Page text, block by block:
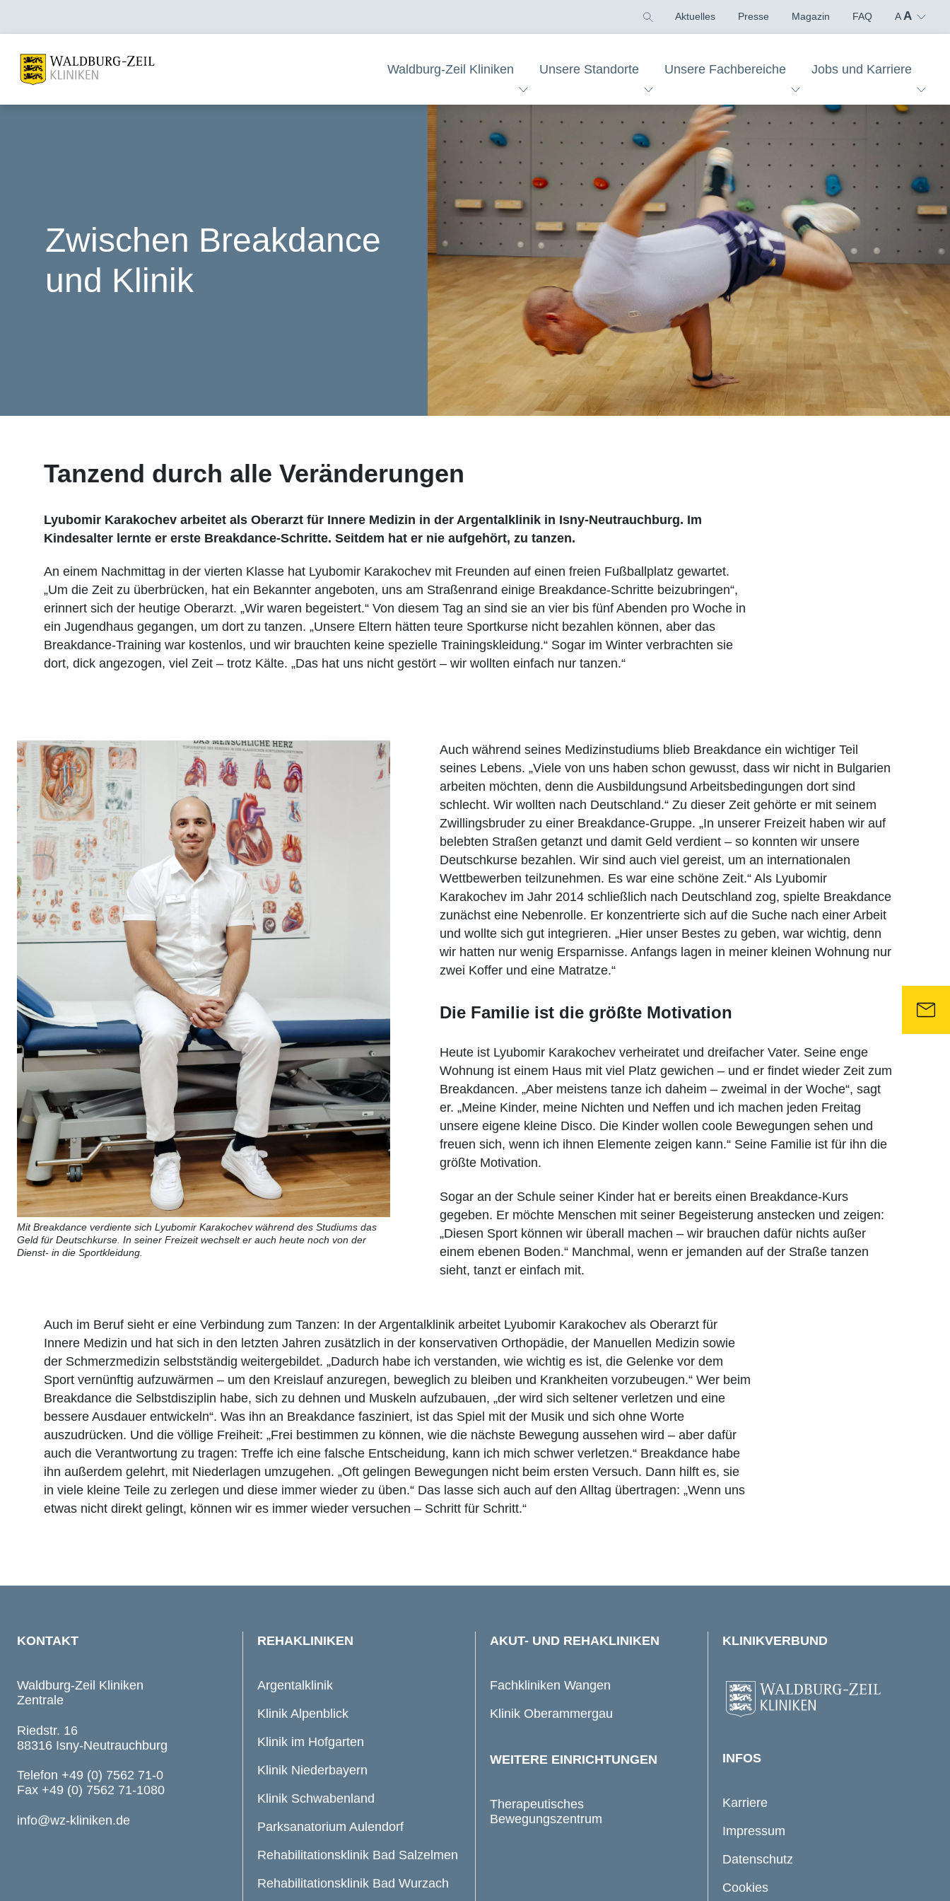
Aktuelles Presse Magazin FAQ A A
Waldburg-Zeil Kliniken Unsere Standorte Unsere Fachbereiche Jobs und Karriere
Zwischen Breakdance
und Klinik
Tanzend durch alle Veränderungen
Lyubomir Karakochev arbeitet als Oberarzt für Innere Medizin in der Argentalklinik in Isny-Neutrauchburg. Im
Kindesalter lernte er erste Breakdance-Schritte. Seitdem hat er nie aufgehört, zu tanzen.
An einem Nachmittag in der vierten Klasse hat Lyubomir Karakochev mit Freunden auf einen freien Fußballplatz gewartet.
„Um die Zeit zu überbrücken, hat ein Bekannter angeboten, uns am Straßenrand einige Breakdance-Schritte beizubringen“,
erinnert sich der heutige Oberarzt. „Wir waren begeistert.“ Von diesem Tag an sind sie an vier bis fünf Abenden pro Woche in
ein Jugendhaus gegangen, um dort zu tanzen. „Unsere Eltern hätten teure Sportkurse nicht bezahlen können, aber das
Breakdance-Training war kostenlos, und wir brauchten keine spezielle Trainingskleidung.“ Sogar im Winter verbrachten sie
dort, dick angezogen, viel Zeit – trotz Kälte. „Das hat uns nicht gestört – wir wollten einfach nur tanzen.“
Mit Breakdance verdiente sich Lyubomir Karakochev während des Studiums das
Geld für Deutschkurse. In seiner Freizeit wechselt er auch heute noch von der
Dienst- in die Sportkleidung.
Auch während seines Medizinstudiums blieb Breakdance ein wichtiger Teil
seines Lebens. „Viele von uns haben schon gewusst, dass wir nicht in Bulgarien
arbeiten möchten, denn die Ausbildungsund Arbeitsbedingungen dort sind
schlecht. Wir wollten nach Deutschland.“ Zu dieser Zeit gehörte er mit seinem
Zwillingsbruder zu einer Breakdance-Gruppe. „In unserer Freizeit haben wir auf
belebten Straßen getanzt und damit Geld verdient – so konnten wir unsere
Deutschkurse bezahlen. Wir sind auch viel gereist, um an internationalen
Wettbewerben teilzunehmen. Es war eine schöne Zeit.“ Als Lyubomir
Karakochev im Jahr 2014 schließlich nach Deutschland zog, spielte Breakdance
zunächst eine Nebenrolle. Er konzentrierte sich auf die Suche nach einer Arbeit
und wollte sich gut integrieren. „Hier unser Bestes zu geben, war wichtig, denn
wir hatten nur wenig Ersparnisse. Anfangs lagen in meiner kleinen Wohnung nur
zwei Koffer und eine Matratze.“
Die Familie ist die größte Motivation
Heute ist Lyubomir Karakochev verheiratet und dreifacher Vater. Seine enge
Wohnung ist einem Haus mit viel Platz gewichen – und er findet wieder Zeit zum
Breakdancen. „Aber meistens tanze ich daheim – zweimal in der Woche“, sagt
er. „Meine Kinder, meine Nichten und Neffen und ich machen jeden Freitag
unsere eigene kleine Disco. Die Kinder wollen coole Bewegungen sehen und
freuen sich, wenn ich ihnen Elemente zeigen kann.“ Seine Familie ist für ihn die
größte Motivation.
Sogar an der Schule seiner Kinder hat er bereits einen Breakdance-Kurs
gegeben. Er möchte Menschen mit seiner Begeisterung anstecken und zeigen:
„Diesen Sport können wir überall machen – wir brauchen dafür nichts außer
einem ebenen Boden.“ Manchmal, wenn er jemanden auf der Straße tanzen
sieht, tanzt er einfach mit.
Auch im Beruf sieht er eine Verbindung zum Tanzen: In der Argentalklinik arbeitet Lyubomir Karakochev als Oberarzt für
Innere Medizin und hat sich in den letzten Jahren zusätzlich in der konservativen Orthopädie, der Manuellen Medizin sowie
der Schmerzmedizin selbstständig weitergebildet. „Dadurch habe ich verstanden, wie wichtig es ist, die Gelenke vor dem
Sport vernünftig aufzuwärmen – um den Kreislauf anzuregen, beweglich zu bleiben und Krankheiten vorzubeugen.“ Wer beim
Breakdance die Selbstdisziplin habe, sich zu dehnen und Muskeln aufzubauen, „der wird sich seltener verletzen und eine
bessere Ausdauer entwickeln“. Was ihn an Breakdance fasziniert, ist das Spiel mit der Musik und sich ohne Worte
auszudrücken. Und die völlige Freiheit: „Frei bestimmen zu können, wie die nächste Bewegung aussehen wird – aber dafür
auch die Verantwortung zu tragen: Treffe ich eine falsche Entscheidung, kann ich mich schwer verletzen.“ Breakdance habe
ihn außerdem gelehrt, mit Niederlagen umzugehen. „Oft gelingen Bewegungen nicht beim ersten Versuch. Dann hilft es, sie
in viele kleine Teile zu zerlegen und diese immer wieder zu üben.“ Das lasse sich auch auf den Alltag übertragen: „Wenn uns
etwas nicht direkt gelingt, können wir es immer wieder versuchen – Schritt für Schritt.“
KONTAKT
Waldburg-Zeil Kliniken
Zentrale
Riedstr. 16
88316 Isny-Neutrauchburg
Telefon +49 (0) 7562 71-0
Fax +49 (0) 7562 71-1080
info@wz-kliniken.de
REHAKLINIKEN
Argentalklinik
Klinik Alpenblick
Klinik im Hofgarten
Klinik Niederbayern
Klinik Schwabenland
Parksanatorium Aulendorf
Rehabilitationsklinik Bad Salzelmen
Rehabilitationsklinik Bad Wurzach
AKUT- UND REHAKLINIKEN
Fachkliniken Wangen
Klinik Oberammergau
WEITERE EINRICHTUNGEN
Therapeutisches
Bewegungszentrum
KLINIKVERBUND
INFOS
Karriere
Impressum
Datenschutz
Cookies